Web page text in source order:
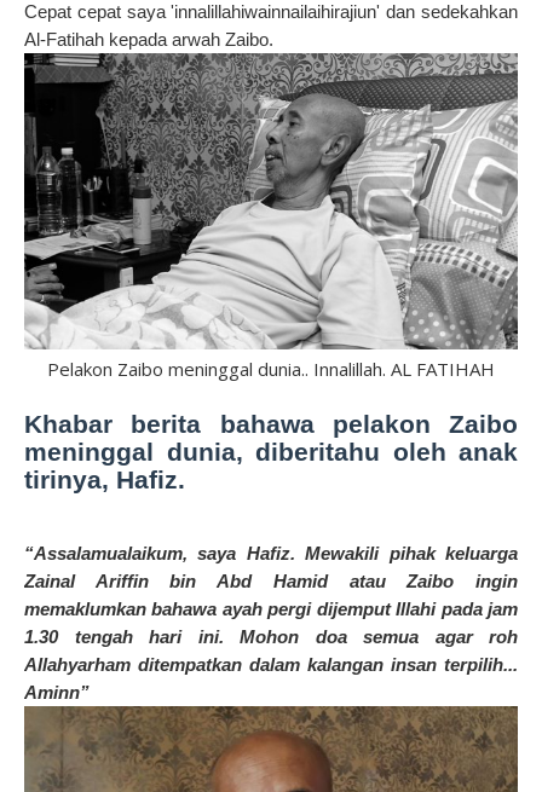
Cepat cepat saya 'innalillahiwainnailaihirajiun' dan sedekahkan
Al-Fatihah kepada arwah Zaibo.
Pelakon Zaibo meninggal dunia.. Innalillah. AL FATIHAH
Khabar berita bahawa pelakon Zaibo
meninggal dunia, diberitahu oleh anak
tirinya, Hafiz.
“Assalamualaikum, saya Hafiz. Mewakili pihak keluarga
Zainal Ariffin bin Abd Hamid atau Zaibo ingin
memaklumkan bahawa ayah pergi dijemput Illahi pada jam
1.30 tengah hari ini. Mohon doa semua agar roh
Allahyarham ditempatkan dalam kalangan insan terpilih...
Aminn”